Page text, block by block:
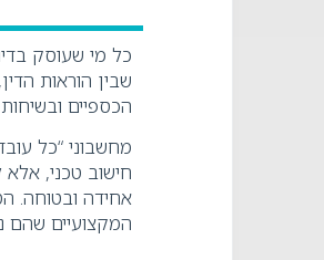
כל מי שעוסק
שבין הוראות
הכספיים
חישוב טכני,
אחידה ובטוחה.
המקצועיים שהם